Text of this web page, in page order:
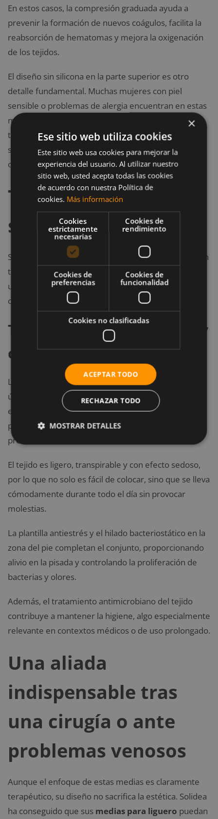
En estos casos, la compresión graduada ayuda a
prevenir la formación de nuevos coágulos, facilita la
reabsorción de hematomas y mejora la oxigenación
de los tejidos.
El diseño sin silicona en la parte superior es otro
detalle fundamental. Muchas mujeres con piel
sensible o problemas de alergia encuentran en estas
medias una opción cómoda y segura. El volante no
tratado con silicona permite llevarlas con liguero sin
sufrir irritaciones, incluso durante jornadas largas o
climas calurosos.
Tecnología textil al
servicio de la salud
Solidea, firma italiana con experiencia en compresión
terapéutica, ha sabido integrar innovación y estilo en
una prenda que destaca tanto por su funcionalidad
como por su apariencia elegante y cuidada.
Tejidos de alta elasticidad y
confort duradero
Las medias están confeccionadas con hilados de
última generación que aportan una elasticidad
excepcional. Esto permite que se ajusten
perfectamente a la pierna sin generar pliegues ni
presión excesiva.
El tejido es ligero, transpirable y con efecto sedoso,
por lo que no solo es fácil de colocar, sino que se lleva
cómodamente durante todo el día sin provocar
molestias.
La plantilla antiestrés y el hilado bacteriostático en la
zona del pie completan el conjunto, proporcionando
alivio en la pisada y controlando la proliferación de
bacterias y olores.
Además, el tratamiento antimicrobiano del tejido
contribuye a mantener la higiene, algo especialmente
relevante en contextos médicos o de uso prolongado.
Una aliada
indispensable tras
una cirugía o ante
problemas venosos
Aunque el enfoque de estas medias es claramente
terapéutico, su diseño no sacrifica la estética. Solidea
ha conseguido que sus medias para liguero puedan
×
Ese sitio web utiliza cookies
Este sitio web usa cookies para mejorar la
experiencia del usuario. Al utilizar nuestro
sitio web, usted acepta todas las cookies
de acuerdo con nuestra Política de
cookies. Más información
Cookies
estrictamente
necesarias
Cookies de
rendimiento
Cookies de
preferencias
Cookies de
funcionalidad
Cookies no clasificadas
ACEPTAR TODO
RECHAZAR TODO
MOSTRAR DETALLES